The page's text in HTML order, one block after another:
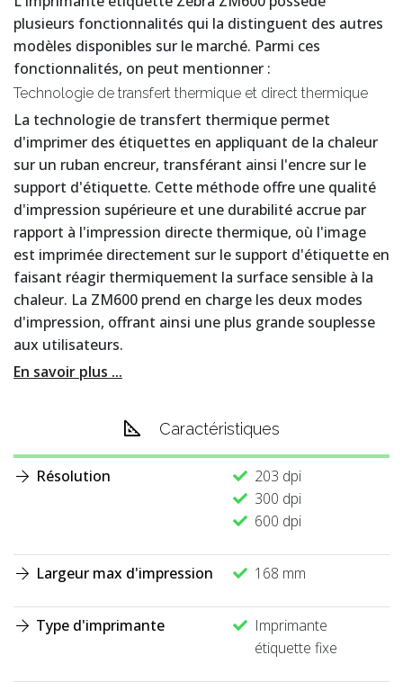
plusieurs fonctionnalités qui la distinguent des autres
modèles disponibles sur le marché. Parmi ces
fonctionnalités, on peut mentionner :
Technologie de transfert thermique et direct thermique
La technologie de transfert thermique permet
d'imprimer des étiquettes en appliquant de la chaleur
sur un ruban encreur, transférant ainsi l'encre sur le
support d'étiquette. Cette méthode offre une qualité
d'impression supérieure et une durabilité accrue par
rapport à l'impression directe thermique, où l'image
est imprimée directement sur le support d'étiquette en
faisant réagir thermiquement la surface sensible à la
chaleur. La ZM600 prend en charge les deux modes
d'impression, offrant ainsi une plus grande souplesse
aux utilisateurs.
En savoir plus ...
Caractéristiques
Résolution
203 dpi
300 dpi
600 dpi
Largeur max d'impression 168 mm
Type d'imprimante
Imprimante
étiquette fixe